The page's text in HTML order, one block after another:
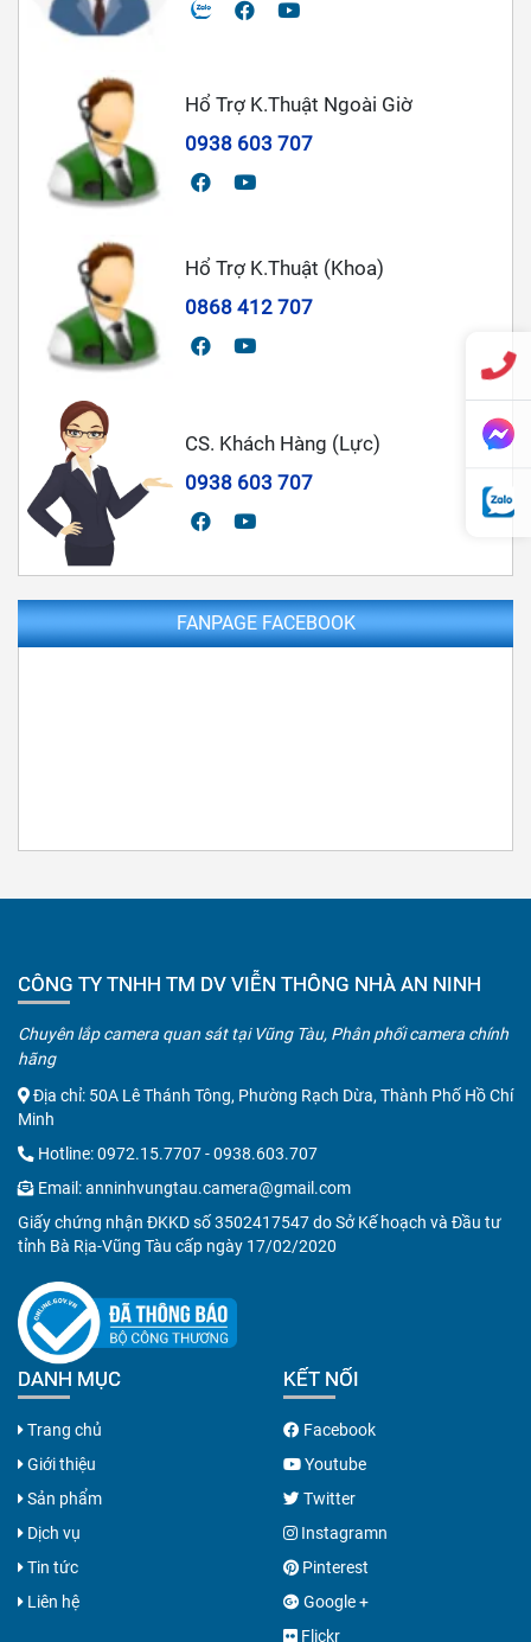
Hổ Trợ K.Thuật Ngoài Giờ
0938 603 707
Hổ Trợ K.Thuật (Khoa)
0868 412 707
CS. Khách Hàng (Lực)
0938 603 707
FANPAGE FACEBOOK
CÔNG TY TNHH TM DV VIỄN THÔNG NHÀ AN NINH
Chuyên lắp camera quan sát tại Vũng Tàu, Phân phối camera chính
hãng
Địa chỉ: 50A Lê Thánh Tông, Phường Rạch Dừa, Thành Phố Hồ Chí
Minh
Hotline:0972.15.7707-0938.603.707
Email:anninhvungtau.camera@gmail.com
Giấy chứng nhận ĐKKD số 3502417547 do Sở Kế hoạch và Đầu tư
tỉnh Bà Rịa-Vũng Tàu cấp ngày 17/02/2020
DANH MỤC
Trang chủ
Giới thiệu
Sản phẩm
Dịch vụ
Tin tức
Liên hệ
KẾT NỐI
Facebook
Youtube
Twitter
Instagramn
Pinterest
Google +
Flickr